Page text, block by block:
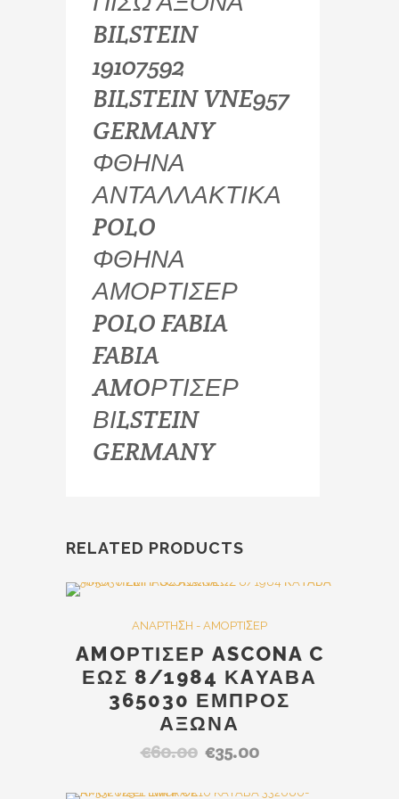
BILSTEIN
19107592
BILSTEIN VNE957
GERMANY
ΦΘΗΝΑ
ΑΝΤΑΛΛΑΚΤΙΚΑ
POLO
ΦΘΗΝΑ
ΑΜΟΡΤΙΣΕΡ
POLO FABIA
FABIA
AMOΡΤΙΣΕΡ
ΒΙLSTEIN
GERMANY
RELATED PRODUCTS
Out Of Stock
ANAPTHΣH - AMOPTIΣEP
AMOΡΤΙΣΕΡ ASCONA C
ΕΩΣ 8/1984 ΚAΥΑΒΑ
365030 ΕΜΠΡΟΣ
ΑΞΩΝΑ
€60.00 Original
€35.00Η